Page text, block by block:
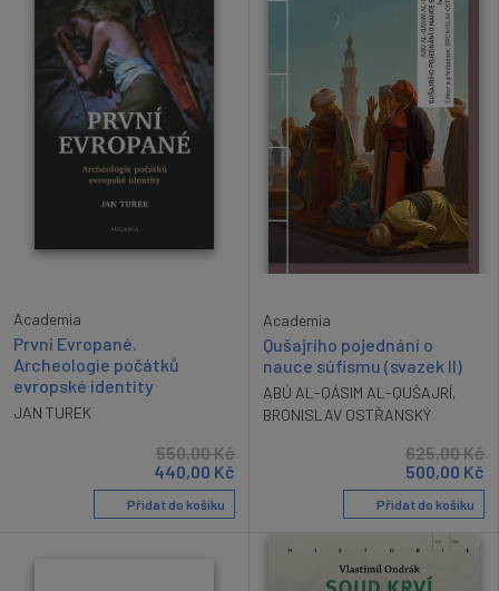
Academia
První Evropané.
Archeologie počátků
evropské identity
JAN TUREK
550,00Kč
440,00 Kč
Přidat do košíku
Academia
Qušajrího pojednání o
nauce súfismu (svazek II)
ABÚ AL-QÁSIM AL-QUŠAJRÍ,
BRONISLAV OSTŘANSKÝ
625,00Kč
500,00 Kč
Přidat do košíku